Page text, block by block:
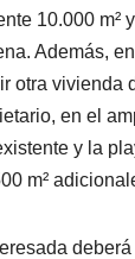
10.000 m²
Además,
otra vivienda
en el
y la
m²